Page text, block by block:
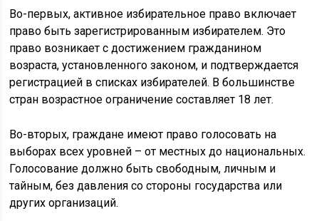
Во-первых, активное избирательное право включает
право быть зарегистрированным избирателем. Это
право возникает с достижением гражданином
возраста, установленного законом, и подтверждается
регистрацией в списках избирателей. В большинстве
стран возрастное ограничение составляет 18 лет.
Во-вторых, граждане имеют право голосовать на
выборах всех уровней – от местных до национальных.
Голосование должно быть свободным, личным и
тайным, без давления со стороны государства или
других организаций.